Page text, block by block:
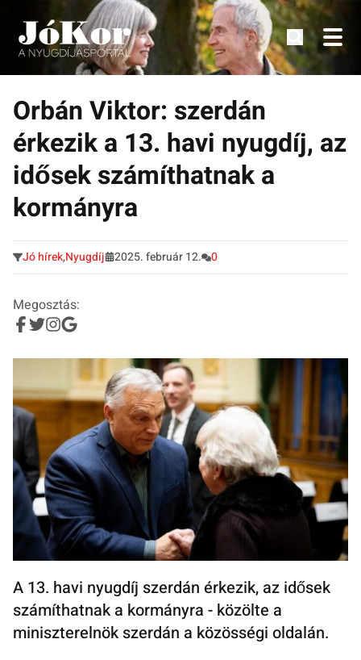
Tovább
tartalomra
Tudnivalók, érdekességek idősek számára.
Orbán Viktor: szerdán
érkezik a 13. havi nyugdíj, az
idősek számíthatnak a
kormányra
Jó hírek,Nyugdíj 2025. február 12. 0
Megosztás:
A 13. havi nyugdíj szerdán érkezik, az idősek
számíthatnak a kormányra - közölte a
miniszterelnök szerdán a közösségi oldalán.